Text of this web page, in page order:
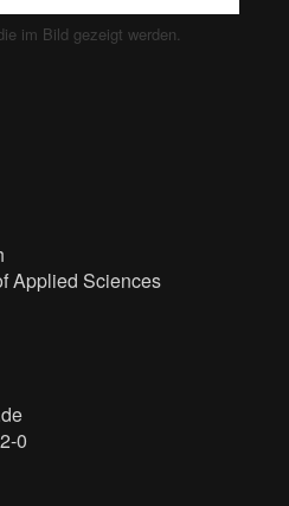
im Bild gezeigt werden.
Applied Sciences
0